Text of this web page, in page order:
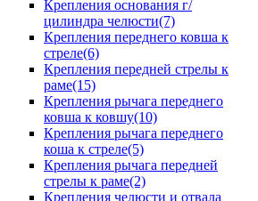
Крепления основания г/
цилиндра челюсти(7)
Крепления переднего ковша к
стреле(6)
Крепления передней стрелы к
раме(15)
Крепления рычага переднего
ковша к ковшу(10)
Крепления рычага переднего
коша к стреле(5)
Крепления рычага передней
стрелы к раме(2)
Крепления челюсти и отвала